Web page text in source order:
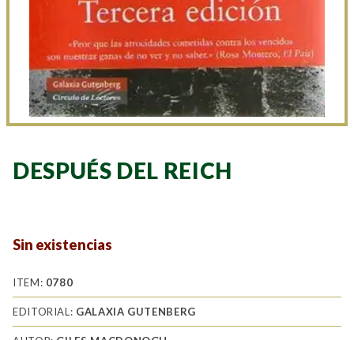
DESPUÉS DEL REICH
Sin existencias
ITEM: 0780
EDITORIAL: GALAXIA GUTENBERG